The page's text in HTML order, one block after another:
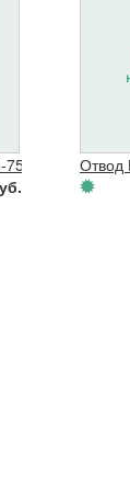
75
Отвод